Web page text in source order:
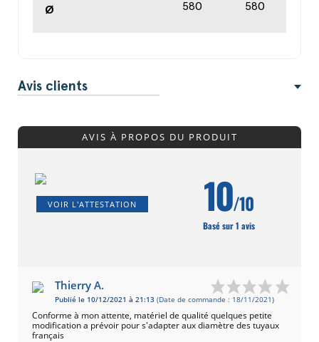
Ø 580 580
Avis clients
AVIS À PROPOS DU PRODUIT
VOIR L'ATTESTATION 10/10
Basé sur 1 avis
Thierry A.
Publié le 10/12/2021 à 21:13 (Date de commande : 18/11/2021)
Conforme à mon attente, matériel de qualité quelques petite
modification a prévoir pour s'adapter aux diamètre des tuyaux
français